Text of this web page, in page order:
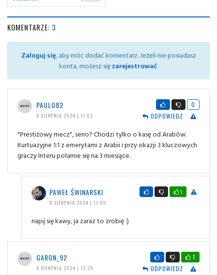
KOMENTARZE: 3
Zaloguj się, aby móc dodać komentarz. Jeżeli nie posiadasz
konta, możesz sięzarejestrować.
PAULO82
6 SIERPNIA 2024 | 11:02
0
ODPOWIEDZ
"Prestiżowy mecz", serio? Chodzi tylko o kasę od Arabów.
Kurtuazyjne 1:1 z emerytami z Arabii i przy okazji 3 kluczowych
graczy Interu połamie się na 3 miesiące.
PAWEŁ ŚWINARSKI
6 SIERPNIA 2024 | 11:06
1
napij się kawy, ja zaraz to zrobię :)
GARON_92
6 SIERPNIA 2024 | 12:29
1
ODPOWIEDZ